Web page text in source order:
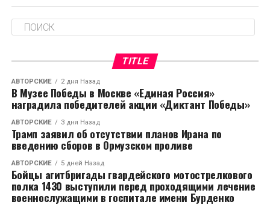
В России вступают в силу новые правила выдачи
больничных листов
Россельхознадзор запретил ввоз свиноводческой
продукции из БелоруссииTITLE
АВТОРСКИЕ 2 дня Назад
В Музее Победы в Москве «Единая Россия»
наградила победителей акции «Диктант Победы»
АВТОРСКИЕ 3 дня Назад
Трамп заявил об отсутствии планов Ирана по
введению сборов в Ормузском проливе
АВТОРСКИЕ 5 дней Назад
Бойцы агитбригады гвардейского мотострелкового
полка 1430 выступили перед проходящими лечение
военнослужащими в госпитале имени Бурденко